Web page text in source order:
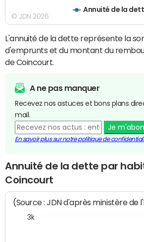
Annuité de la
© JDN 2026
L'annuité de la dette représente la
d'emprunts et du montant du
de Coincourt.
A ne pas manquer
Recevez nos astuces et bons plans
mail.
Je
En savoir plus sur notre politique de
Annuité de la dette par
Coincourt
(Source : JDN d'après ministère de
3k